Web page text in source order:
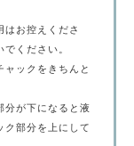
はお控えくださ
ください。
ャックをきちんと
分が下になると液
ク部分を上にして